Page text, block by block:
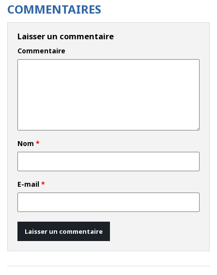
COMMENTAIRES
Laisser un commentaire
Commentaire
Nom *
E-mail *